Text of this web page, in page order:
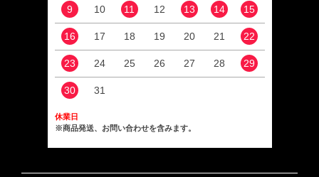
9 10 11 12 13 14 15
16 17 18 19 20 21 22
23 24 25 26 27 28 29
30 31
休業日
※商品発送、お問い合わせを含みます。